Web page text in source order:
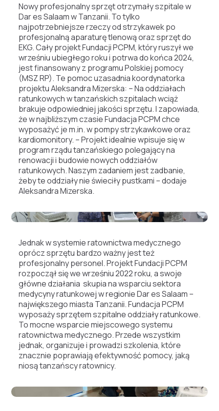
Nowy profesjonalny sprzęt otrzymały szpitale w
Dar es Salaam w Tanzanii. To tylko
najpotrzebniejsze rzeczy od strzykawek po
profesjonalną aparaturę tlenową oraz sprzęt do
EKG. Cały projekt Fundacji PCPM, który ruszył we
wrześniu ubiegłego roku i potrwa do końca 2024,
jest finansowany z programu Polskiej pomocy
(MSZ RP). Te pomoc uzasadnia koordynatorka
projektu Aleksandra Mizerska: – Naoddziałach
ratunkowych w tanzańskich szpitalach wciąż
brakuje odpowiedniej jakości sprzętu. I zapowiada,
że w najbliższym czasie Fundacja PCPM chce
wyposażyć je m.in. w pompy strzykawkowe oraz
kardiomonitory. – Projekt idealnie wpisuje się w
program rządu tanzańskiego polegający na
renowacji i budowie nowych oddziałów
ratunkowych. Naszym zadaniem jest zadbanie,
żeby te oddziały nie świeciły pustkami – dodaje
Aleksandra Mizerska.
Jednak w systemie ratownictwa medycznego
oprócz sprzętu bardzo ważny jest też
profesjonalny personel. Projekt Fundacji PCPM
rozpoczął się we wrześniu 2022 roku, a swoje
główne działania skupia na wsparciu sektora
medycyny ratunkowej w regionie Dar es Salaam –
największego miasta Tanzanii. Fundacja PCPM
wyposaży sprzętem szpitalne oddziały ratunkowe.
To mocne wsparcie miejscowego systemu
ratownictwa medycznego. Przede wszystkim
jednak, organizuje i prowadzi szkolenia, które
znacznie poprawiają efektywność pomocy, jaką
niosą tanzańscy ratownicy.